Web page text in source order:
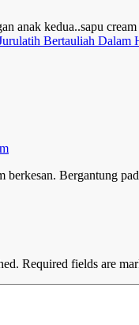
anak kedua..sapu
Bertauliah Dalam
berkesan. Bergantung
Required fields are